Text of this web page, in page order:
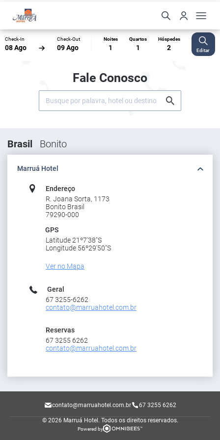
Check-In
08 Ago
Check-Out
09 Ago
Noites
1
Quartos
1
Hóspedes
2 Editar
Fale Conosco
Brasil Bonito
Marruá Hotel
Endereço
R. Joana Sorta, 1173
Bonito Brasil
79290-000
GPS
Latitude 21º7'38"S
Longitude 56º29'50"S
Ver no Mapa
Geral
67 3255-6262
contato@marruahotel.com.br
Reservas
67 3255 6262
contato@marruahotel.com.br
contato@marruahotel.com.br 67 3255 6262
© 2026 Marruá Hotel. Todos os direitos reservados.
Powered by